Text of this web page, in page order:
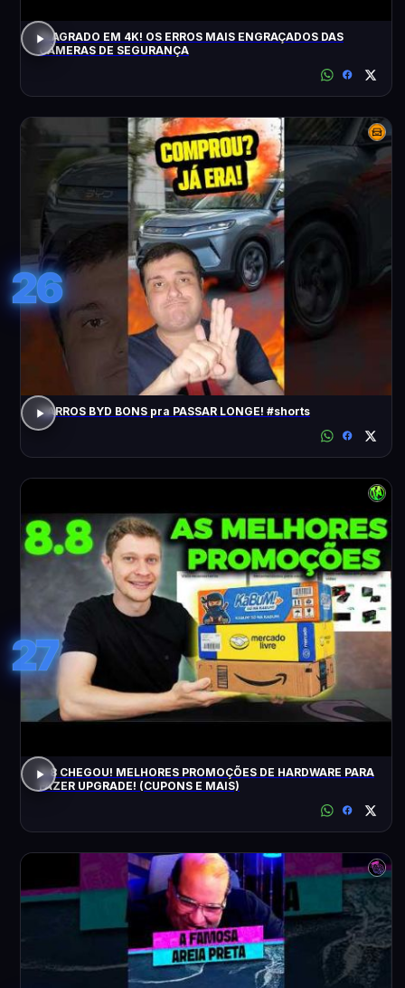
FLAGRADO EM 4K! OS ERROS MAIS ENGRAÇADOS DAS
CÂMERAS DE SEGURANÇA
26
CARROS BYD BONS pra PASSAR LONGE! #shorts
27
8.8 CHEGOU! MELHORES PROMOÇÕES DE HARDWARE PARA
FAZER UPGRADE! (CUPONS E MAIS)